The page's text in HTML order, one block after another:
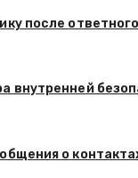
после
внутренней
о